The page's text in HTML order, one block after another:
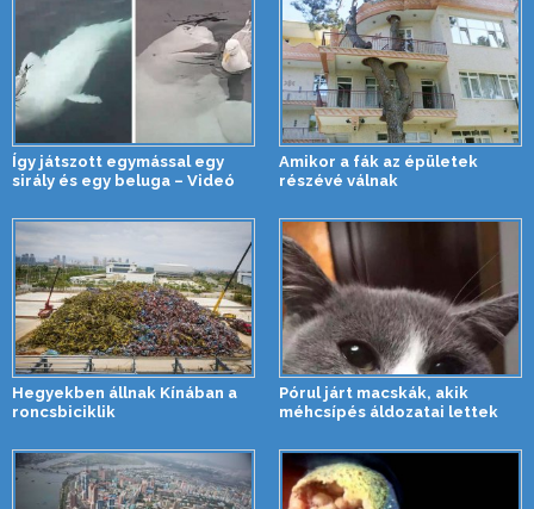
Így játszott egymással egy
sirály és egy beluga – Videó
Amikor a fák az épületek
részévé válnak
Hegyekben állnak Kínában a
roncsbiciklik
Pórul járt macskák, akik
méhcsípés áldozatai lettek